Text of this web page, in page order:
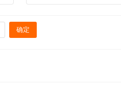
确定